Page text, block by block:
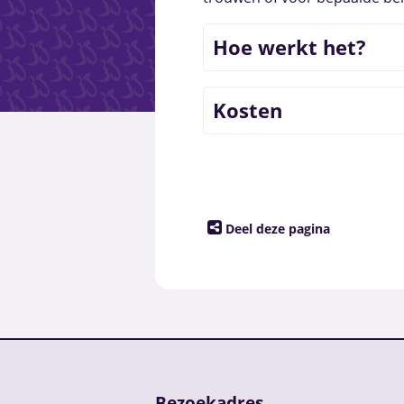
Hoe werkt het?
Kosten
Deel deze pagina